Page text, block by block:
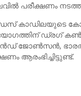
പ​​രീ​​ക്ഷ​​ണം
കാ​​ഡി​​ല​​യു​​ടെ
ഡ്ര​​ഗ്​
ഭാ​​ര​​ത്​
ആ​​രം​​ഭി​​ച്ചി​​ട്ടു​​ണ്ട്.